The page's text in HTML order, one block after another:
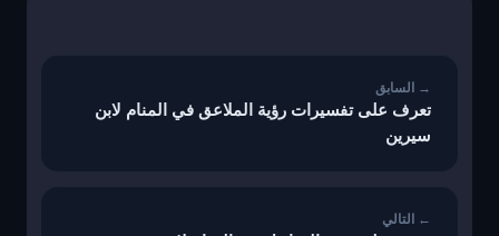
تعرف على تفسيرات رؤية الملاعق في المنام لابن
سيرين